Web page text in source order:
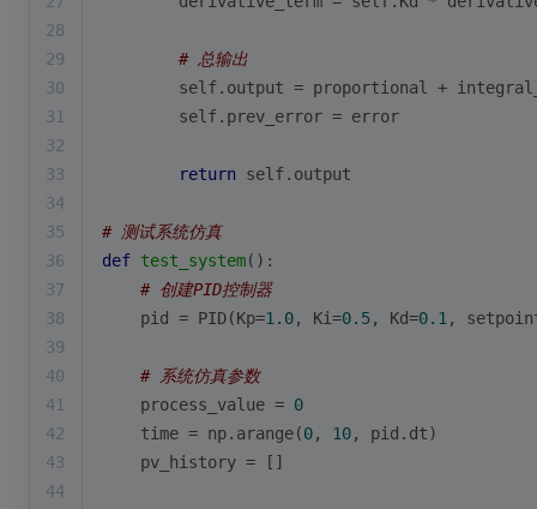
28
29
# 总输出
30
self.output = proportional +
31
        self.prev_error = error
32
33
return self.output
34
35
# 测试系统仿真
36
def test_system():
37
# 创建PID控制器
38
    pid = PID(Kp=
1.0, Ki=0.5, Kd=0.1 ,
39
40
# 系统仿真参数
41
    process_value =
0
42
    time = np.arange(
0, 10, pid.dt)
43
    pv_history = []
44